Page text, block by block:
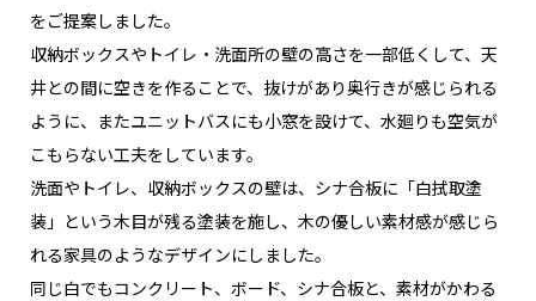
をご提案しました。
収納ボックスやトイレ・洗面所の壁の高さを一部低くして、天
井との間に空きを作ることで、抜けがあり奥行きが感じられる
ように、またユニットバスにも小窓を設けて、水廻りも空気が
こもらない工夫をしています。
洗面やトイレ、収納ボックスの壁は、シナ合板に「白拭取塗
装」という木目が残る塗装を施し、木の優しい素材感が感じら
れる家具のようなデザインにしました。
同じ白でもコンクリート、ボード、シナ合板と、素材がかわる